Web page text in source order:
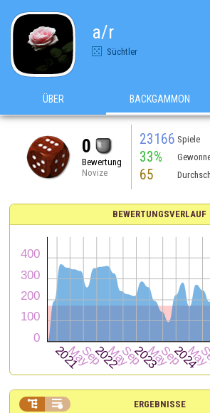
a/r
Süchtler
ÜBER BACKGAMMON
0
Bewertung
Novize
23166 Spiele
33%
65
BEWERTUNGSVERLAUF
ERGEBNISSE
 